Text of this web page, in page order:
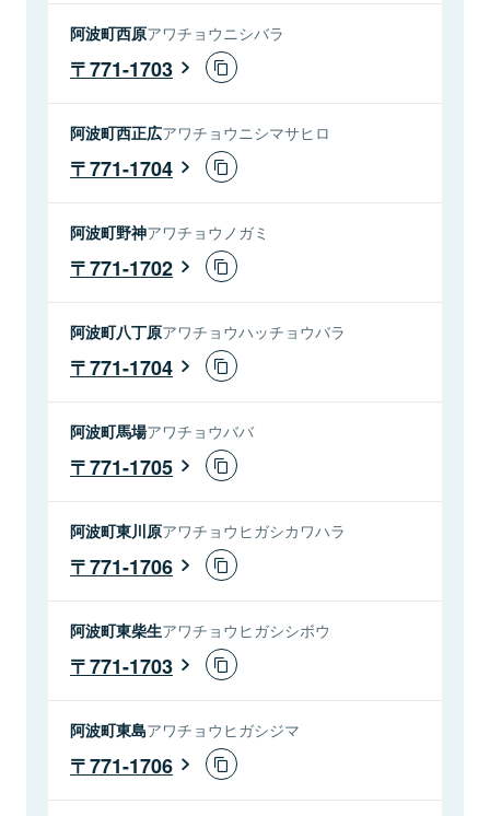
阿波町西原アワチョウニシバラ
771-1703
阿波町西正広アワチョウニシマサヒロ
771-1704
阿波町野神アワチョウノガミ
771-1702
阿波町八丁原アワチョウハッチョウバラ
771-1704
阿波町馬場アワチョウババ
771-1705
阿波町東川原アワチョウヒガシカワハラ
771-1706
阿波町東柴生アワチョウヒガシシボウ
771-1703
阿波町東島アワチョウヒガシジマ
771-1706